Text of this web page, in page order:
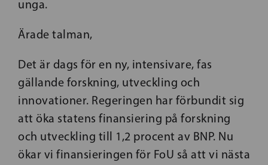
unga.
Ärade talman,
Det är dags för en ny, intensivare, fas
gällande forskning, utveckling och
innovationer. Regeringen har förbundit sig
att öka statens finansiering på forskning
och utveckling till 1,2 procent av BNP. Nu
ökar vi finansieringen för FoU så att vi nästa